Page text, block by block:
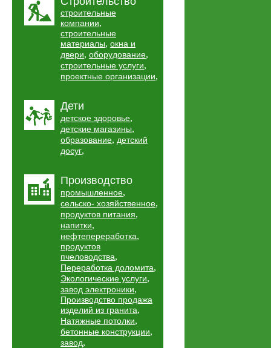
строительные
компании,
строительные
материалы, окна и
двери, оборудование,
строительные услуги,
проектные организации,
Дети
детское здоровье,
детские магазины,
образование, детский
досуг,
Производство
промышленное,
сельско- хозяйственное,
продуктов питания,
напитки,
нефтепереработка,
продуктов
пчеловодства,
Переработка доломита,
Экологические услуги,
завод электроники,
Производство продажа
изделий из гранита,
Натяжные потолки,
бетонные конструкции,
завод,